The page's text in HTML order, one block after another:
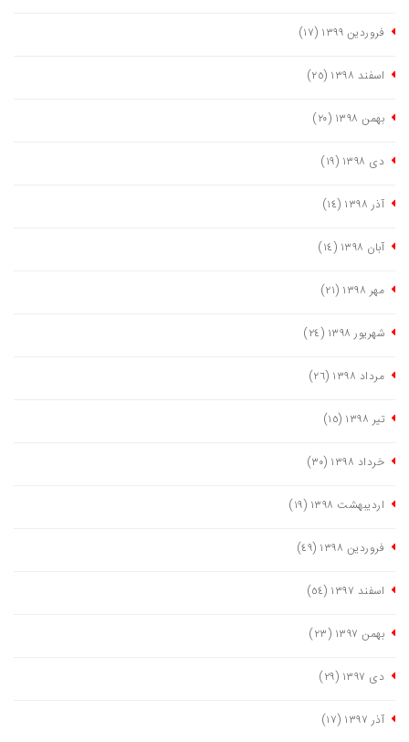
فروردین ١٣٩٩ (١٧)
اسفند ١٣٩٨ (٢٥)
بهمن ١٣٩٨ (٢٠)
دی ١٣٩٨ (١٩)
آذر ١٣٩٨ (١٤)
آبان ١٣٩٨ (١٤)
مهر ١٣٩٨ (٢١)
شهریور ١٣٩٨ (٢٤)
مرداد ١٣٩٨ (٢٦)
تیر ١٣٩٨ (١٥)
خرداد ١٣٩٨ (٣٠)
اردیبهشت ١٣٩٨ (١٩)
فروردین ١٣٩٨ (٤٩)
اسفند ١٣٩٧ (٥٤)
بهمن ١٣٩٧ (٢٣)
دی ١٣٩٧ (٢٩)
آذر ١٣٩٧ (١٧)